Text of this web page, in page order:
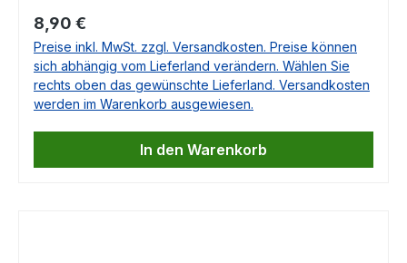
992Porsche 993Porsche 996Porsche
997Porsche 914Porsche 918 SpyderPorsche
924Porsche 928Porsche 944Porsche
959Porsche 968Porsche BoxsterPorsche
Carrera GTPorsche CayennePorsche
CaymanPorsche MacanPorsche
PanameraPorsche Taycan OE-Nr. 999 703 137
Regulärer Preis:
8,90 €
Preise inkl. MwSt. zzgl. Versandkosten. Preise können
sich abhängig vom Lieferland verändern. Wählen Sie
rechts oben das gewünschte Lieferland. Versandkosten
werden im Warenkorb ausgewiesen.
In den Warenkorb